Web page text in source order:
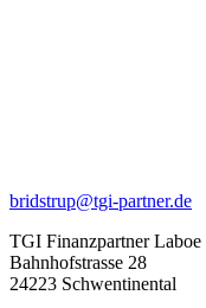
bridstrup@tgi-partner.de
TGI Finanzpartner Laboe
Bahnhofstrasse 28
24223 Schwentinental